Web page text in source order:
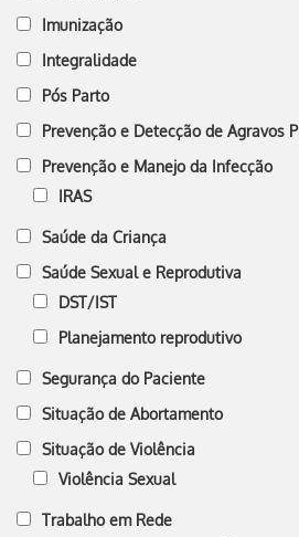
Imunização
Integralidade
Pós Parto
Prevenção e Detecção de Agravos
Prevenção e Manejo da Infecção
IRAS
Saúde da Criança
Saúde Sexual e Reprodutiva
DST/IST
Planejamento reprodutivo
Segurança do Paciente
Situação de Abortamento
Situação de Violência
Violência Sexual
Trabalho em Rede